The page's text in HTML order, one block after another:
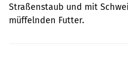
Straßenstaub und mit
müffelnden Futter.